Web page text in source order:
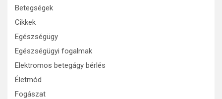
Betegségek
Cikkek
Egészségügy
Egészségügyi fogalmak
Elektromos betegágy bérlés
Életmód
Fogászat